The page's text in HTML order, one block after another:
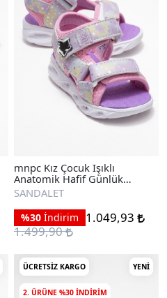
mnpc Kız Çocuk Işıklı
Anatomik Hafif Günlük
Sandalet
SANDALET
%30 İndirim
1.049,93
1.499,90
ÜCRETSIZ KARGO YENI
2. ÜRÜNE %30 INDIRIM